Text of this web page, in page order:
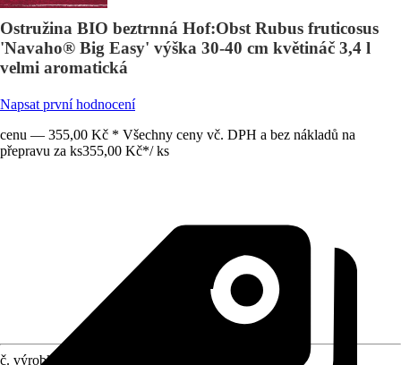
Ostružina BIO beztrnná Hof:Obst Rubus fruticosus
'Navaho® Big Easy' výška 30-40 cm květináč 3,4 l
velmi aromatická
Napsat první hodnocení
cenu — 355,00 Kč * Všechny ceny vč. DPH a bez nákladů na
přepravu za ks355,00 Kč*/ ks
č. výrobku